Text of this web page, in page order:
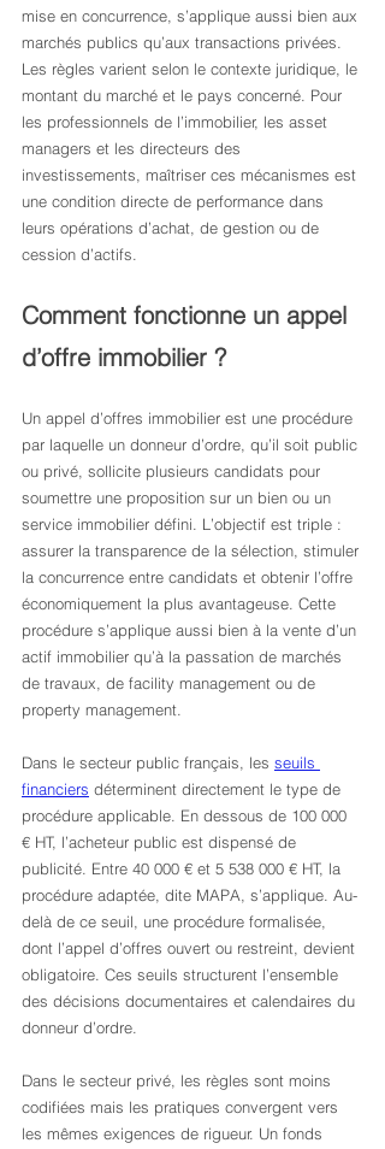
mise en concurrence, s’applique aussi bien aux
marchés publics qu’aux transactions privées.
Les règles varient selon le contexte juridique, le
montant du marché et le pays concerné. Pour
les professionnels de l’immobilier, les asset
managers et les directeurs des
investissements, maîtriser ces mécanismes est
une condition directe de performance dans
leurs opérations d’achat, de gestion ou de
cession d’actifs.
Comment fonctionne un appel
d’offre immobilier ?
Un appel d’offres immobilier est une procédure
par laquelle un donneur d’ordre, qu’il soit public
ou privé, sollicite plusieurs candidats pour
soumettre une proposition sur un bien ou un
service immobilier défini. L’objectif est triple :
assurer la transparence de la sélection, stimuler
la concurrence entre candidats et obtenir l’offre
économiquement la plus avantageuse. Cette
procédure s’applique aussi bien à la vente d’un
actif immobilier qu’à la passation de marchés
de travaux, de facility management ou de
property management.
Dans le secteur public français, les seuils
financiers déterminent directement le type de
procédure applicable. En dessous de 100 000
€ HT, l’acheteur public est dispensé de
publicité. Entre 40 000 € et 5 538 000 € HT, la
procédure adaptée, dite MAPA, s’applique. Au-
delà de ce seuil, une procédure formalisée,
dont l’appel d’offres ouvert ou restreint, devient
obligatoire. Ces seuils structurent l’ensemble
des décisions documentaires et calendaires du
donneur d’ordre.
Dans le secteur privé, les règles sont moins
codifiées mais les pratiques convergent vers
les mêmes exigences de rigueur. Un fonds